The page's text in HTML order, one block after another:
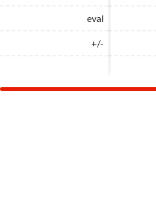
eval
+/-
eval
+/-